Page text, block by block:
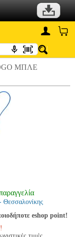
ΜΠΛΕ
Θεσσαλονίκης
eshop point!